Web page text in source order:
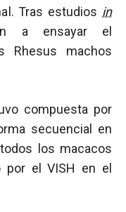
Tras estudios in
a ensayar el
Rhesus machos
compuesta por
secuencial en
los macacos
por el VISH en el